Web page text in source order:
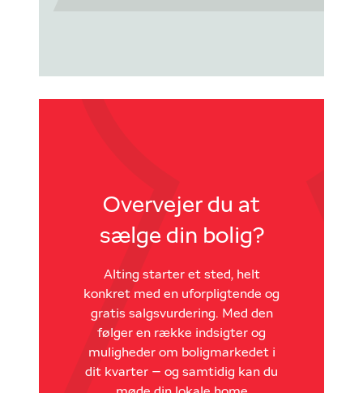
Overvejer du at
sælge din bolig?
Alting starter et sted, helt
konkret med en uforpligtende og
gratis salgsvurdering. Med den
følger en række indsigter og
muligheder om boligmarkedet i
dit kvarter – og samtidig kan du